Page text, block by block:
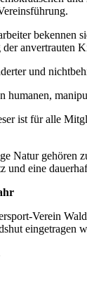
bekennen
anvertrauten
und
humanen,
ist für alle
Natur gehören
und eine
Verein
eingetragen